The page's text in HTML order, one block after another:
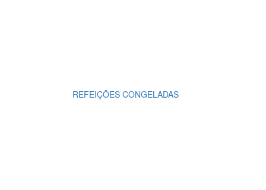
REFEIÇÕES CONGELADAS